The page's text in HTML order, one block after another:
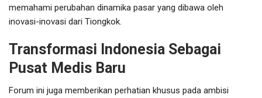
memahami perubahan dinamika pasar yang dibawa oleh
inovasi-inovasi dari Tiongkok.
Transformasi Indonesia Sebagai
Pusat Medis Baru
Forum ini juga memberikan perhatian khusus pada ambisi